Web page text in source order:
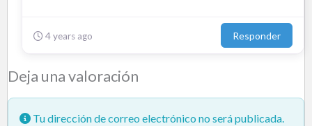
4 years ago Responder
Deja una valoración
Tu dirección de correo electrónico no será publicada.